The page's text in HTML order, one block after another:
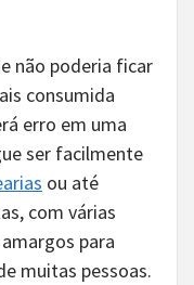
não poderia ficar
consumida
erro em uma
ser facilmente
ou até
com várias
para
muitas pessoas.